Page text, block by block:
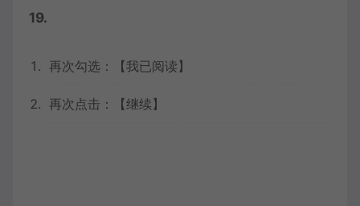
19.
再次勾选：【我已阅读】
再次点击：【继续】